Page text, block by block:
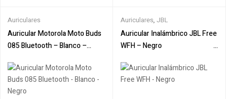
Auriculares
Auricular Motorola Moto Buds
085 Bluetooth – Blanco –
Auriculares, JBL
Auricular Inalámbrico JBL Free
WFH – Negro‎ ‎ ‎ ‎ ‎ ‎‎ ‎ ‎ ‎ ‎ ‎ ‎ ‎ ‎ ‎ ‎ ‎ ‎ ‎ ‎ ‎ ‎ ‎ ‎ ‎ ‎ ‎ ‎ ‎ ‎ ‎ ‎ ‎ ‎ ‎ ‎ ‎ ‎